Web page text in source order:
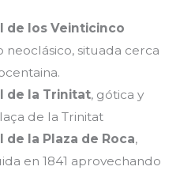
de los Veinticinco
neoclásico, situada cerca
de la Trinitat, gótica y
de la Trinitat
de la Plaza de Roca,
en 1841 aprovechando